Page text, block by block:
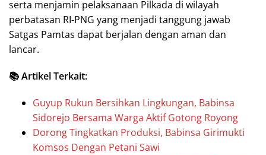
serta menjamin pelaksanaan Pilkada di wilayah
perbatasan RI-PNG yang menjadi tanggung jawab
Satgas Pamtas dapat berjalan dengan aman dan
lancar.
📚 Artikel Terkait:
Guyup Rukun Bersihkan Lingkungan, Babinsa
Sidorejo Bersama Warga Aktif Gotong Royong
Dorong Tingkatkan Produksi, Babinsa Girimukti
Komsos Dengan Petani Sawi